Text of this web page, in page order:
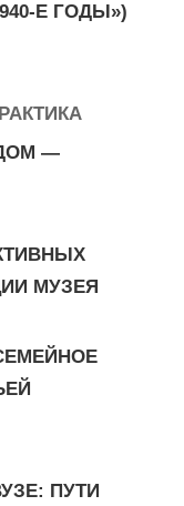
Е ГОДЫ»)
—
МУЗЕЯ
ПУТИ